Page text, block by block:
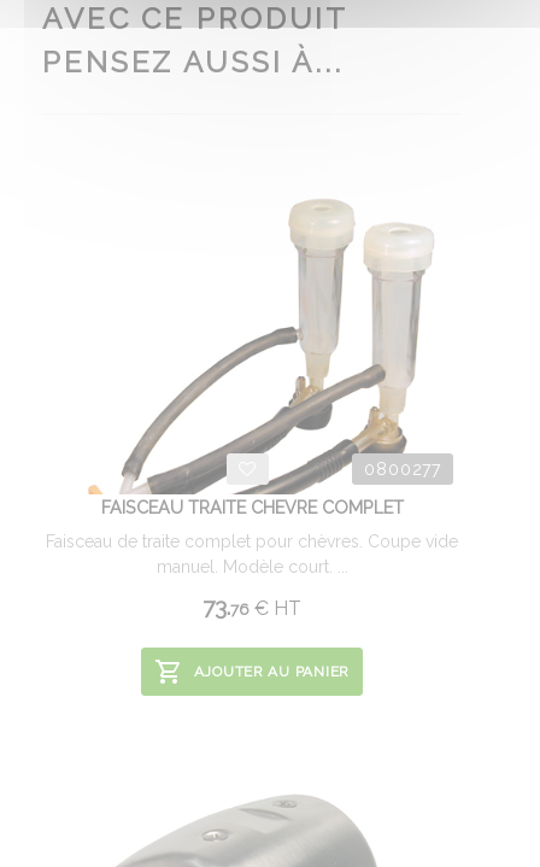
AVEC CE PRODUIT
PENSEZ AUSSI À...
0800277
FAISCEAU TRAITE CHEVRE COMPLET
Faisceau de traite complet pour chèvres. Coupe vide
manuel. Modèle court. ...
73.76 € HT
AJOUTER AU PANIER